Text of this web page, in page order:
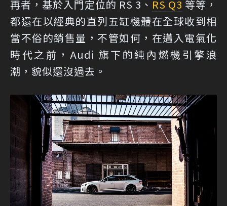
再者，基於入門定位的 RS 3、 RS Q3 等等，
都還在以經典的直列五缸機體在全球收到相
當不俗的銷售量，不管如何，在邁入電氣化
時代之前，Audi 旗下的純內燃機引擎浪
潮，貌似還沒過去。